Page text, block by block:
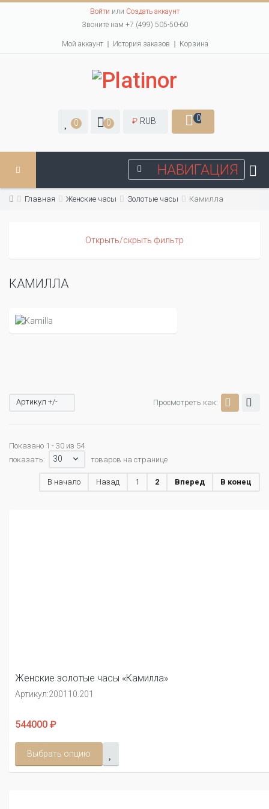
Войти или Создать аккаунт
Звоните нам +7 (499) 505-50-60
Мой аккаунт История заказов Корзина
0 0 ₽ RUB 0
НАВИГАЦИЯ
Главная Женские часы Золотые часы Камилла
Открыть/скрыть фильтр
КАМИЛЛА
Просмотреть как:
Артикул +/-
Показано 1 - 30 из 54
показать:
30 товаров на странице
В начало Назад 1 2 Вперед В конец
Женские золотые часы «Камилла»
Артикул:200110.201
544000 ₽
Выбрать опцию